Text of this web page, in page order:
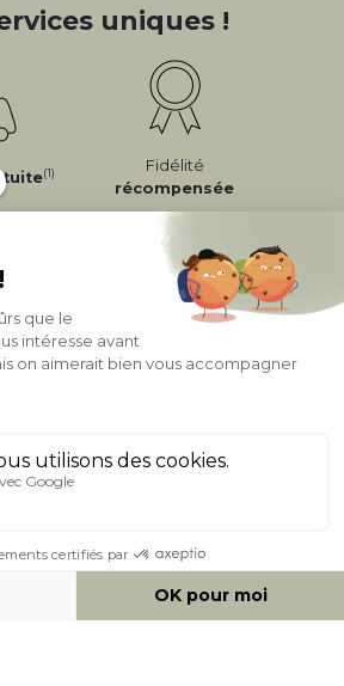
uniques !
(1)
Fidélité
récompensée
en
Appel gratuit
0 20 88 04 14